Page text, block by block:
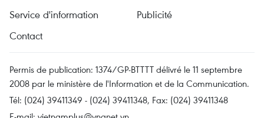
Service d'information
Publicité
Contact
Permis de publication: 1374/GP-BTTTT délivré le 11 septembre
2008 par le ministère de l'Information et de la Communication.
Tél: (024) 39411349 - (024) 39411348, Fax: (024) 39411348